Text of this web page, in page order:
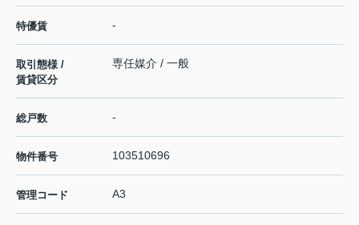
特優賃 -
取引態様 /
賃貸区分
専任媒介 / 一般
総戸数 -
物件番号 103510696
管理コード A3